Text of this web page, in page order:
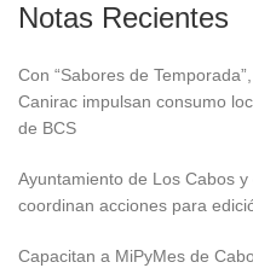
Notas Recientes
Con “Sabores de
Canirac impulsan consumo
de BCS
Ayuntamiento de Los Cabos
coordinan acciones para
Capacitan a MiPyMes de